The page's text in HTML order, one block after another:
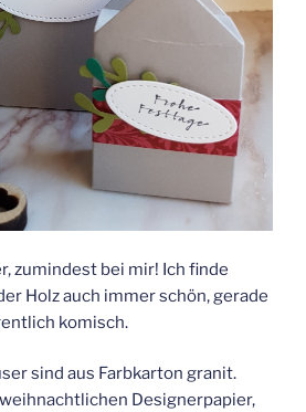
zumindest bei mir! Ich finde
Holz auch immer schön, gerade
komisch.
sind aus Farbkarton granit.
Designerpapier,